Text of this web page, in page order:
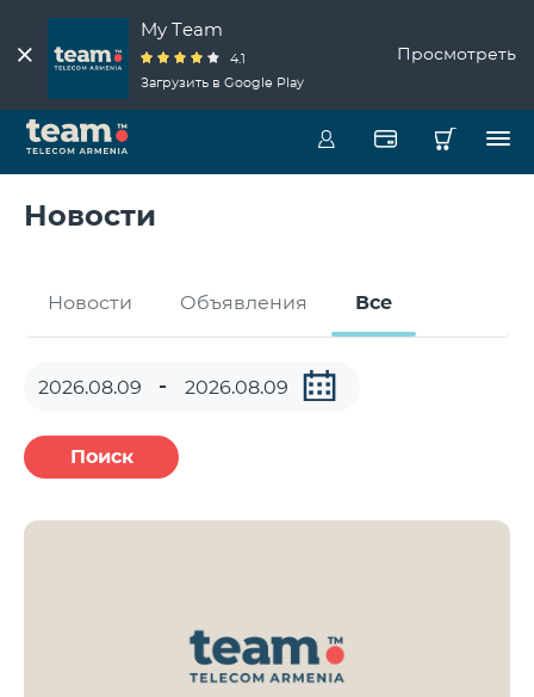
My Team
4.1
Загрузить в Google Play
Просмотреть
Новости
Новости Объявления Все
Поиск